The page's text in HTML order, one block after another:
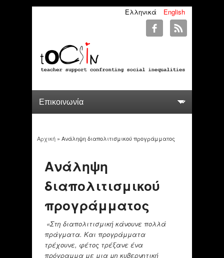
English
Ελληνικά
You are here
Αρχική» Ανάληψη διαπολιτισμικού προγράμματος
Ανάληψη
διαπολιτισμικού
προγράμματος
«Στη διαπολιτισμική κάνουνε πολλά
πράγματα. Και προγράμματα
τρέχουνε, φέτος τρέξανε ένα
πρόγραμμα με μια μη κυβερνητική